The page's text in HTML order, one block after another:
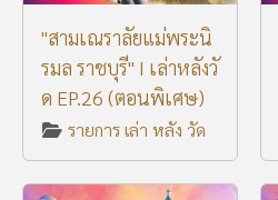
"สามเณราลัยแม่พระนิ
รมล ราชบุรี" I เล่าหลังวั
ด EP.26 (ตอนพิเศษ)
รายการ เล่า หลัง วัด